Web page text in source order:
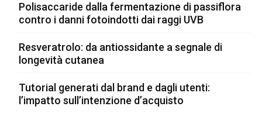
Polisaccaride dalla fermentazione di passiflora
contro i danni fotoindotti dai raggi UVB
Resveratrolo: da antiossidante a segnale di
longevità cutanea
Tutorial generati dal brand e dagli utenti:
l’impatto sull’intenzione d’acquisto